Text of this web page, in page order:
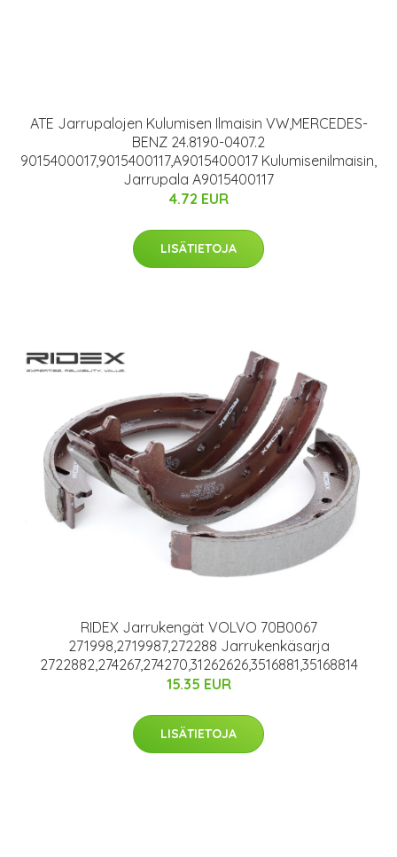
ATE Jarrupalojen Kulumisen Ilmaisin VW,MERCEDES-
BENZ 24.8190-0407.2
9015400017,9015400117,A9015400017 Kulumisenilmaisin,
Jarrupala A9015400117
4.72 EUR
LISÄTIETOJA
RIDEX Jarrukengät VOLVO 70B0067
271998,2719987,272288 Jarrukenkäsarja
2722882,274267,274270,31262626,3516881,35168814
15.35 EUR
LISÄTIETOJA